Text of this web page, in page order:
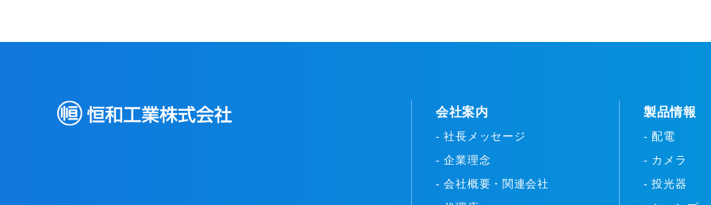
会社案内
- 社長メッセージ
- 企業理念
- 会社概要・関連会社
製品情報
- 配電
- カメラ
- 投光器